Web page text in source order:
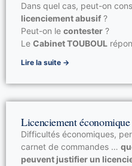
Dans quel cas, peut-on
licenciement abusif ?
Peut-on le contester ?
Le Cabinet TOUBOUL
Lire la suite →
Licenciement économique
Difficultés économiques,
carnet de commandes …
peuvent justifier un